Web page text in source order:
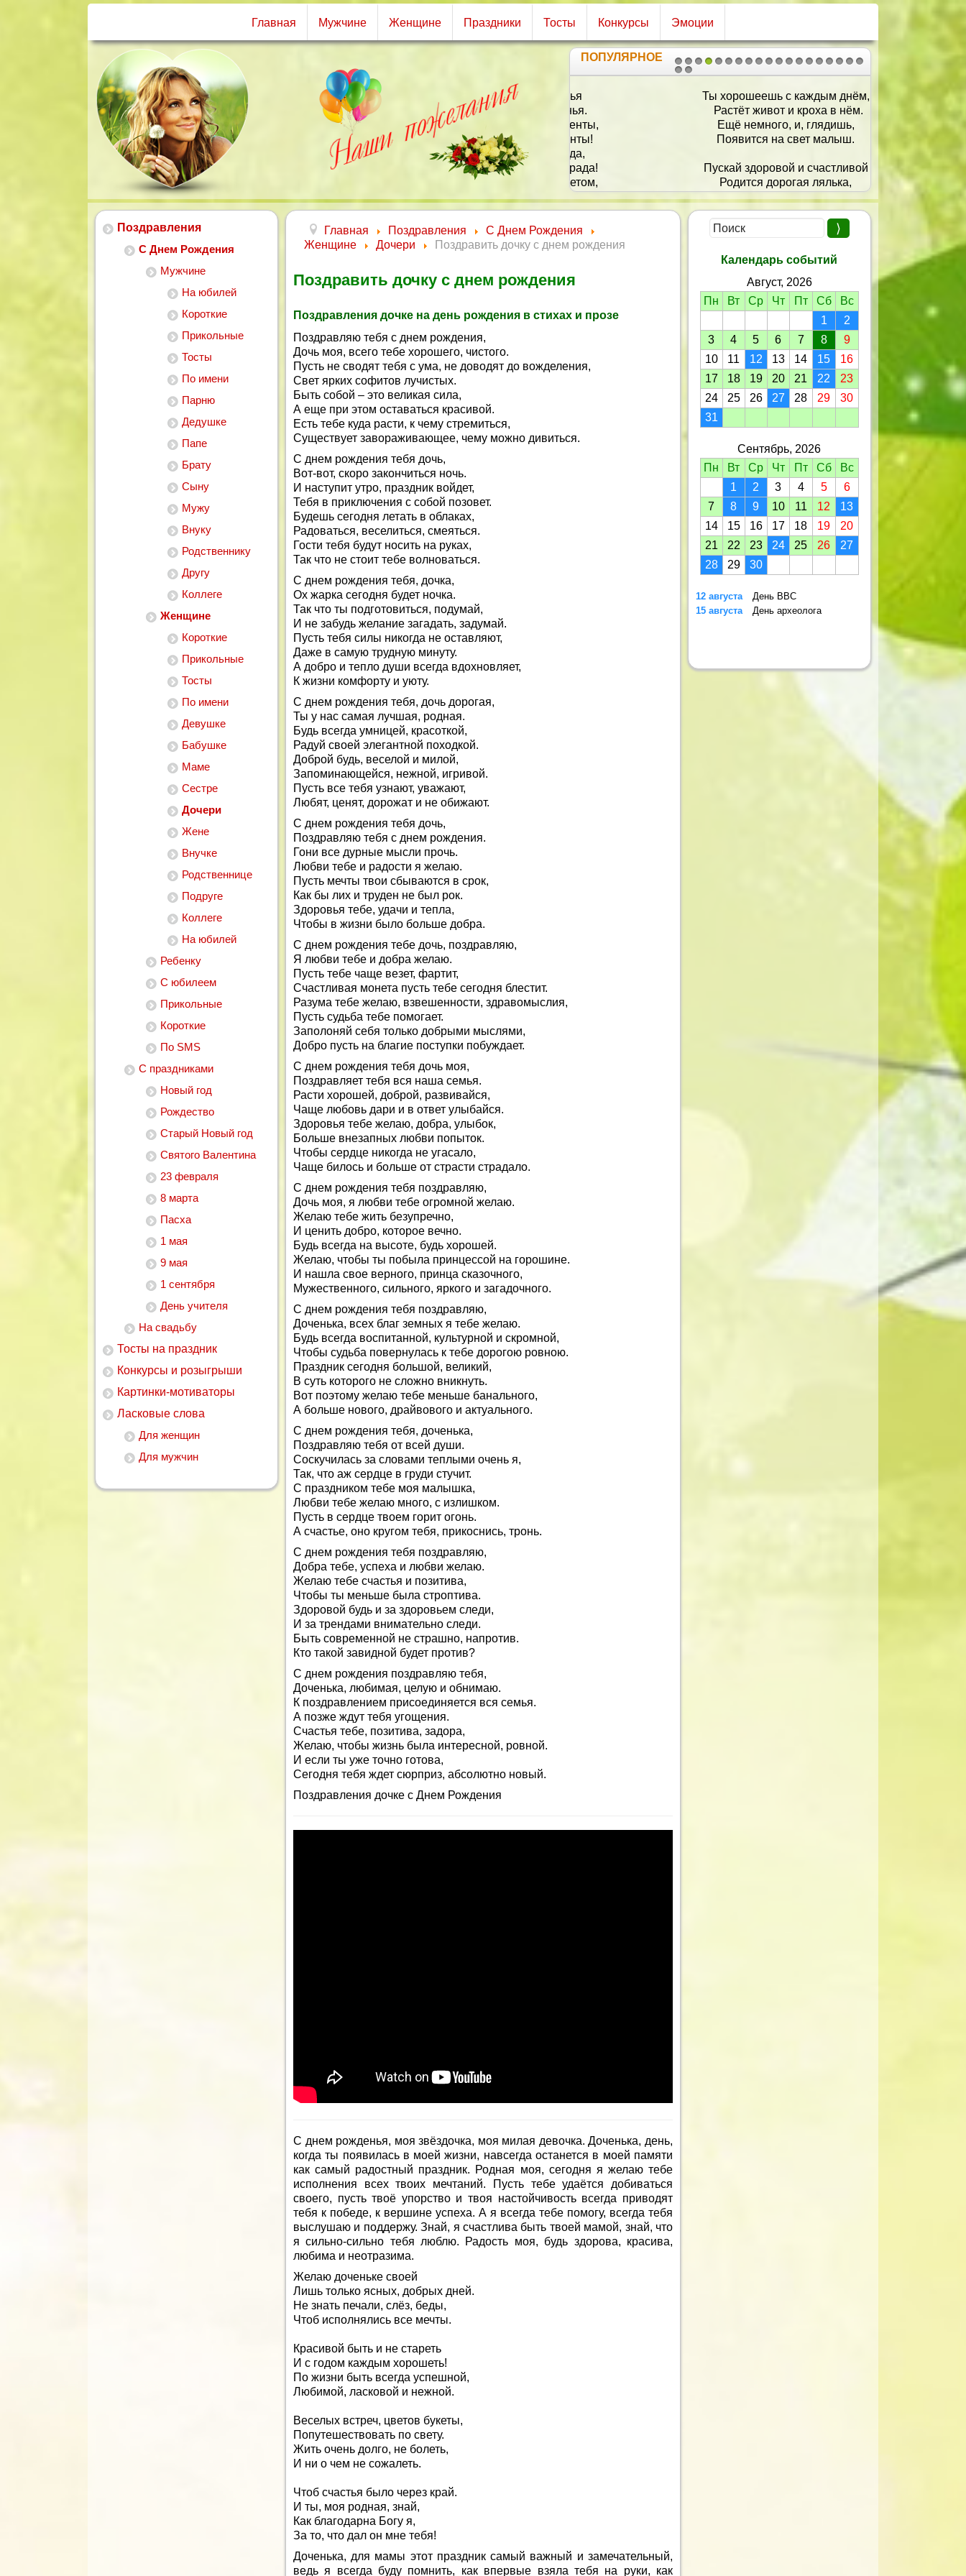
Главная Мужчине Женщине Праздники Тосты Конкурсы Эмоции
1 2
2021
ПОПУЛЯРНОЕ
Ты хорошеешь с каждым днём,
Растёт живот и кроха в нём.
Ещё немного, и, глядишь,
Появится на свет малыш.
Пускай здоровой и счастливой
Родится дорогая лялька,
И будет, как и мама, милой,
И пусть живёт на свете сладко.
Пусть с ней уют и доброта
В твой дом переселятся,
И все твои мечты
В реальность превратятся!
Поздравления
С Днем Рождения
Мужчине
На юбилей
Короткие
Прикольные
Тосты
По имени
Парню
Дедушке
Папе
Брату
Сыну
Мужу
Внуку
Родственнику
Другу
Коллеге
Женщине
Короткие
Прикольные
Тосты
По имени
Девушке
Бабушке
Маме
Сестре
Дочери
Жене
Внучке
Родственнице
Подруге
Коллеге
На юбилей
Ребенку
С юбилеем
Прикольные
Короткие
По SMS
С праздниками
Новый год
Рождество
Старый Новый год
Святого Валентина
23 февраля
8 марта
Пасха
1 мая
9 мая
1 сентября
День учителя
На свадьбу
Тосты на праздник
Конкурсы и розыгрыши
Картинки-мотиваторы
Ласковые слова
Для женщин
Для мужчин
Главная Поздравления
С Днем Рождения
Женщине
Дочери Поздравить дочку с днем рождения
Поздравить дочку с днем рождения
Поздравления дочке на день рождения в стихах и прозе
Поздравляю тебя с днем рождения,
Дочь моя, всего тебе хорошего, чистого.
Пусть не сводят тебя с ума, не доводят до вожделения,
Свет ярких софитов лучистых.
Быть собой – это великая сила,
А еще при этом оставаться красивой.
Есть тебе куда расти, к чему стремиться,
Существует завораживающее, чему можно дивиться.
С днем рождения тебя дочь,
Вот-вот, скоро закончиться ночь.
И наступит утро, праздник войдет,
Тебя в приключения с собой позовет.
Будешь сегодня летать в облаках,
Радоваться, веселиться, смеяться.
Гости тебя будут носить на руках,
Так что не стоит тебе волноваться.
С днем рождения тебя, дочка,
Ох жарка сегодня будет ночка.
Так что ты подготовиться, подумай,
И не забудь желание загадать, задумай.
Пусть тебя силы никогда не оставляют,
Даже в самую трудную минуту.
А добро и тепло души всегда вдохновляет,
К жизни комфорту и уюту.
С днем рождения тебя, дочь дорогая,
Ты у нас самая лучшая, родная.
Будь всегда умницей, красоткой,
Радуй своей элегантной походкой.
Доброй будь, веселой и милой,
Запоминающейся, нежной, игривой.
Пусть все тебя узнают, уважают,
Любят, ценят, дорожат и не обижают.
С днем рождения тебя дочь,
Поздравляю тебя с днем рождения.
Гони все дурные мысли прочь.
Любви тебе и радости я желаю.
Пусть мечты твои сбываются в срок,
Как бы лих и труден не был рок.
Здоровья тебе, удачи и тепла,
Чтобы в жизни было больше добра.
С днем рождения тебе дочь, поздравляю,
Я любви тебе и добра желаю.
Пусть тебе чаще везет, фартит,
Счастливая монета пусть тебе сегодня блестит.
Разума тебе желаю, взвешенности, здравомыслия,
Пусть судьба тебе помогает.
Заполоняй себя только добрыми мыслями,
Добро пусть на благие поступки побуждает.
С днем рождения тебя дочь моя,
Поздравляет тебя вся наша семья.
Расти хорошей, доброй, развивайся,
Чаще любовь дари и в ответ улыбайся.
Здоровья тебе желаю, добра, улыбок,
Больше внезапных любви попыток.
Чтобы сердце никогда не угасало,
Чаще билось и больше от страсти страдало.
С днем рождения тебя поздравляю,
Дочь моя, я любви тебе огромной желаю.
Желаю тебе жить безупречно,
И ценить добро, которое вечно.
Будь всегда на высоте, будь хорошей.
Желаю, чтобы ты побыла принцессой на горошине.
И нашла свое верного, принца сказочного,
Мужественного, сильного, яркого и загадочного.
С днем рождения тебя поздравляю,
Доченька, всех благ земных я тебе желаю.
Будь всегда воспитанной, культурной и скромной,
Чтобы судьба повернулась к тебе дорогою ровною.
Праздник сегодня большой, великий,
В суть которого не сложно вникнуть.
Вот поэтому желаю тебе меньше банального,
А больше нового, драйвового и актуального.
С днем рождения тебя, доченька,
Поздравляю тебя от всей души.
Соскучилась за словами теплыми очень я,
Так, что аж сердце в груди стучит.
С праздником тебе моя малышка,
Любви тебе желаю много, с излишком.
Пусть в сердце твоем горит огонь.
А счастье, оно кругом тебя, прикоснись, тронь.
С днем рождения тебя поздравляю,
Добра тебе, успеха и любви желаю.
Желаю тебе счастья и позитива,
Чтобы ты меньше была строптива.
Здоровой будь и за здоровьем следи,
И за трендами внимательно следи.
Быть современной не страшно, напротив.
Кто такой завидной будет против?
С днем рождения поздравляю тебя,
Доченька, любимая, целую и обнимаю.
К поздравлением присоединяется вся семья.
А позже ждут тебя угощения.
Счастья тебе, позитива, задора,
Желаю, чтобы жизнь была интересной, ровной.
И если ты уже точно готова,
Сегодня тебя ждет сюрприз, абсолютно новый.
Поздравления дочке с Днем Рождения
С днем рожденья, моя звёздочка, моя милая девочка. Доченька, день,
когда ты появилась в моей жизни, навсегда останется в моей памяти
как самый радостный праздник. Родная моя, сегодня я желаю тебе
исполнения всех твоих мечтаний. Пусть тебе удаётся добиваться
своего, пусть твоё упорство и твоя настойчивость всегда приводят
тебя к победе, к вершине успеха. А я всегда тебе помогу, всегда тебя
выслушаю и поддержу. Знай, я счастлива быть твоей мамой, знай, что
я сильно-сильно тебя люблю. Радость моя, будь здорова, красива,
любима и неотразима.
Желаю доченьке своей
Лишь только ясных, добрых дней.
Не знать печали, слёз, беды,
Чтоб исполнялись все мечты.
Красивой быть и не стареть
И с годом каждым хорошеть!
По жизни быть всегда успешной,
Любимой, ласковой и нежной.
Веселых встреч, цветов букеты,
Попутешествовать по свету.
Жить очень долго, не болеть,
И ни о чем не сожалеть.
Чтоб счастья было через край.
И ты, моя родная, знай,
Как благодарна Богу я,
За то, что дал он мне тебя!
Доченька, для мамы этот праздник самый важный и замечательный,
ведь я всегда буду помнить, как впервые взяла тебя на руки, как
Календарь событий
Август, 2026
Пн
Вт Ср Чт Пт Сб
Вс
1
2
3
4 5 6 7 8
9
10
11 12 13 14 15
16
17
18 19 20 21 22
23
24
25 26 27 28 29
30
31
Сентябрь, 2026
Пн
Вт Ср Чт Пт Сб
Вс
1
2 3 4 5
6
7
8 9 10 11 12
13
14
15 16 17 18 19
20
21
22 23 24 25 26
27
28
29 30
12 августа
День ВВС
15 августа
День археолога